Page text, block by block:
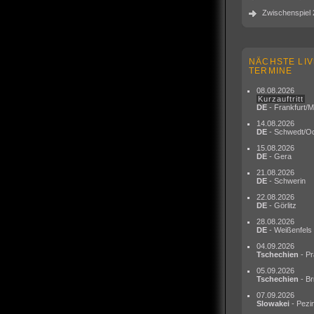
Zwischenspiel
NÄCHSTE
TERMINE
08.08.2026
Kurzauftritt
DE - Frankfurt/
14.08.2026
DE - Schwedt/
15.08.2026
DE - Gera
21.08.2026
DE - Schwerin
22.08.2026
DE - Görlitz
28.08.2026
DE - Weißenfels
04.09.2026
Tschechien -
05.09.2026
Tschechien -
07.09.2026
Slowakei -